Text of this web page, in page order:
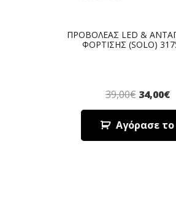
ΠΡΟΒΟΛΕΑΣ LED &
ΦΟΡΤΙΣΗΣ (SOLO)
39,00€ 34,00€
Αγόρασε το